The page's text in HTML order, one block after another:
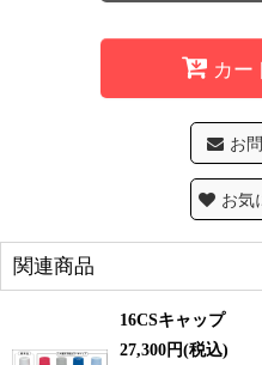
カー
お
お気
関連商品
16CSキャップ
27,300円(税込)